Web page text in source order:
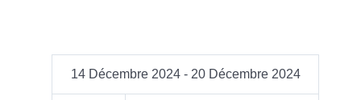
14 Décembre 2024 - 20 Décembre 2024